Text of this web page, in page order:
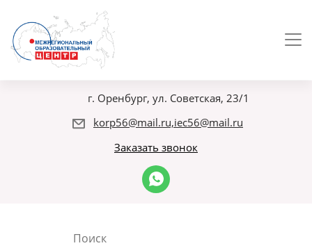
г. Оренбург, ул. Советская, 23/1
korp56@mail.ru,iec56@mail.ru
Заказать звонок